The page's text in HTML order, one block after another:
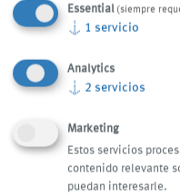
Más información arrow_forward
Essential (siempre
↓ 1 servicio
Analytics
↓ 2 servicios
Marketing
Estos servicios
contenido relevante
puedan interesarle.